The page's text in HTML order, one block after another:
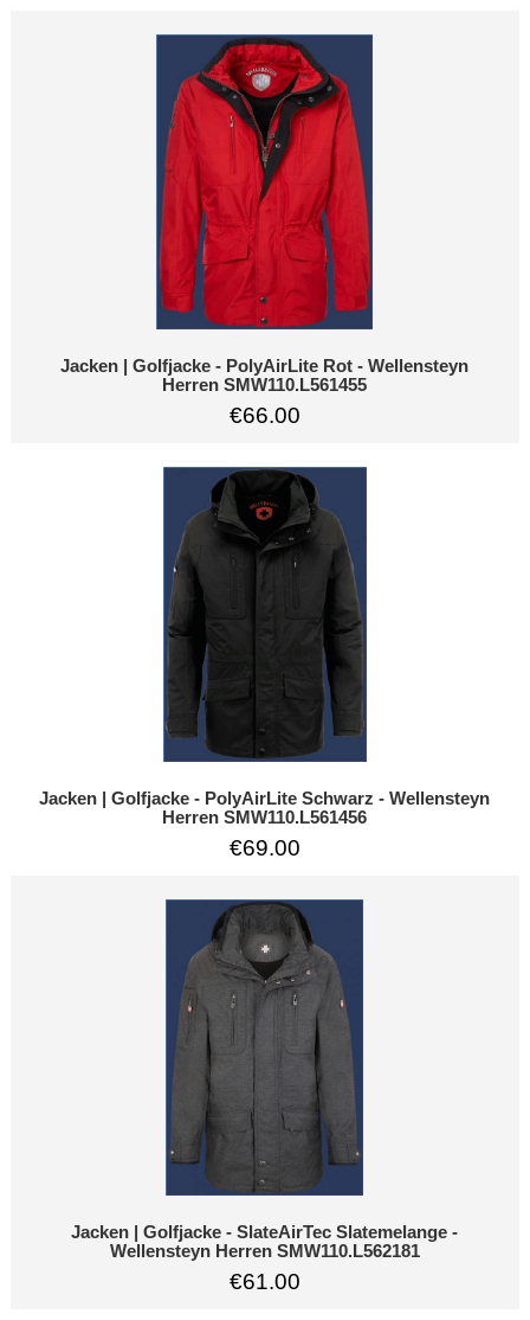
Jacken | Golfjacke - PolyAirLite Rot - Wellensteyn
Herren SMW110.L561455
€66.00
Jacken | Golfjacke - PolyAirLite Schwarz - Wellensteyn
Herren SMW110.L561456
€69.00
Jacken | Golfjacke - SlateAirTec Slatemelange -
Wellensteyn Herren SMW110.L562181
€61.00